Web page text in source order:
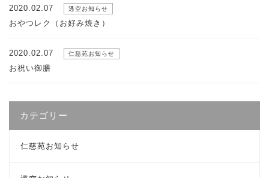
2020.02.07 透空お知らせ
おやつレク（お好み焼き）
2020.02.07 仁慈苑お知らせ
お祝い御膳
カテゴリー
仁慈苑お知らせ